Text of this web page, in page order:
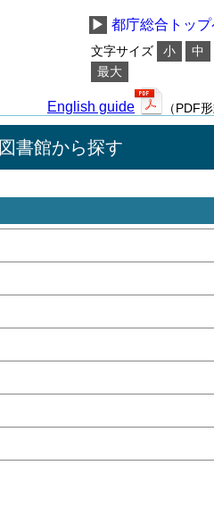
▶ 都庁総合トップ
文字サイズ 小 中
最大
English guide （PDF
図書館から探す